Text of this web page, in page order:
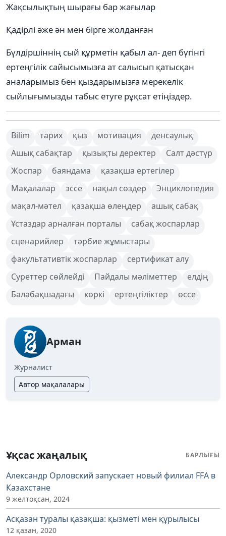
Жақсылықтың шырағы бар жағылар
Қадірлі әже ән мен бірге жолданған
Бүлдіршіннің сый құрметін қабыл ал- деп бүгінгі
ертеңгілік сайысымызға ат салысып қатысқан
аналарымыз бен қыздарымызға мерекелік
сыйлығымызды табыс етуге рұқсат етіңіздер.
Bilim тарих қыз мотивация
денсаулық
Ашық сабақтар
қызықты деректер
Салт дәстүр
Жоспар
баяндама
қазақша ертегілер
Мақалалар
эссе нақыл сөздер
Энциклопедия
мақал-мәтел
қазақша өлеңдер
ашық сабақ
Ұстаздар арналған порталы
сабақ жоспарлар
сценарийлер
тәрбие жұмыстары
факультативтік жоспарлар
сертификат алу
Суреттер сөйлейді
Пайдалы мәліметтер
елдің
Балабақшадағы
көркі ертеңгіліктер өссе
Арман
Журналист
Автор мақалалары
Ұқсас жаңалық БАРЛЫҒЫ
Александр Орловский запускает новый филиал FFA в
Казахстане
9 желтоқсан, 2024
Асқазан туралы қазақша: қызметі мен құрылысы
12 қазан, 2020